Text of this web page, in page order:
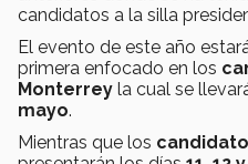
candidatos a la silla
El evento de este año
primera enfocado en los
Monterrey la cual se
mayo.
Mientras que los